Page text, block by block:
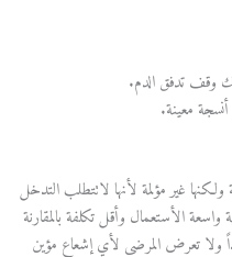
وقف تدفق الدم.
معينة.
غير مؤلمة لأنها لاتتطلب التدخل
الأستعمال وأقل تكلفة بالمقارنة
ولا تعرض المرضى لأي إشعاع مؤين